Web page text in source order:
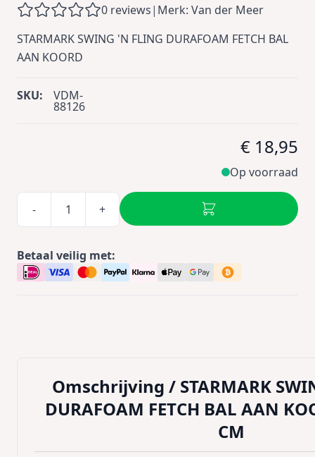
0 reviews| Merk: Van der Meer
STARMARK SWING 'N FLING DURAFOAM FETCH BAL
AAN KOORD
SKU: VDM-
88126
€ 18,95
Op voorraad
- +
Betaal veilig met:
Omschrijving / STARMARK
DURAFOAM FETCH BAL AAN
CM